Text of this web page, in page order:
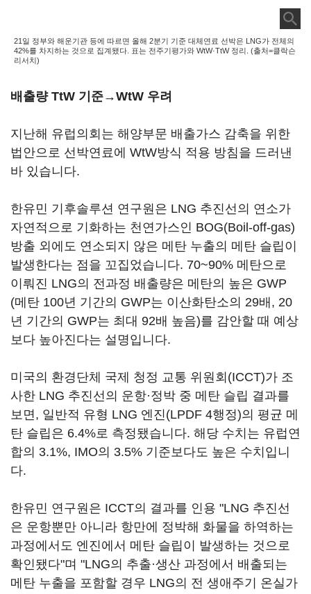
21일 정부와 해운기관 등에 따르면 올해 2분기 기준 대체연료 선박은 LNG가 전체의
42%를 차지하는 것으로 집계됐다. 표는 전주기평가와 WtW·TtW 정리. (출처=클락슨
리서치)
배출량 TtW 기준→WtW 우려
지난해 유럽의회는 해양부문 배출가스 감축을 위한
법안으로 선박연료에 WtW방식 적용 방침을 드러낸
바 있습니다.
한유민 기후솔루션 연구원은 LNG 추진선의 연소가
자연적으로 기화하는 천연가스인 BOG(Boil-off-gas)
방출 외에도 연소되지 않은 메탄 누출의 메탄 슬립이
발생한다는 점을 꼬집었습니다. 70~90% 메탄으로
이뤄진 LNG의 전과정 배출량은 메탄의 높은 GWP
(메탄 100년 기간의 GWP는 이산화탄소의 29배, 20
년 기간의 GWP는 최대 92배 높음)를 감안할 때 예상
보다 높아진다는 설명입니다.
미국의 환경단체 국제 청정 교통 위원회(ICCT)가 조
사한 LNG 추진선의 운항·정박 중 메탄 슬립 결과를
보면, 일반적 유형 LNG 엔진(LPDF 4행정)의 평균 메
탄 슬립은 6.4%로 측정됐습니다. 해당 수치는 유럽연
합의 3.1%, IMO의 3.5% 기준보다도 높은 수치입니
다.
한유민 연구원은 ICCT의 결과를 인용 "LNG 추진선
은 운항뿐만 아니라 항만에 정박해 화물을 하역하는
과정에서도 엔진에서 메탄 슬립이 발생하는 것으로
확인됐다"며 "LNG의 추출·생산 과정에서 배출되는
메탄 누출을 포함할 경우 LNG의 전 생애주기 온실가